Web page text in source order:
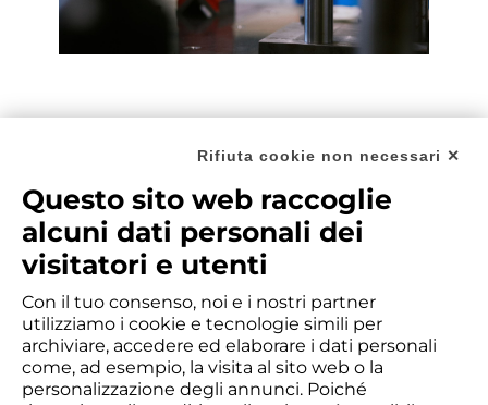
EQUIPAGGIAMENTO PER
ISPEZIONI
2 CMM Zeiss Contura®, 1 CMM Zeiss
Duramax®, 1 CMM DEA Mistral®, 1
Scanner 3D HandyScan® GOM, 1
Quantometro Biard, 2 Laboratori per
analisi chimica e strutturale per metalli
Rifiuta cookie non necessari ✕
Questo sito web raccoglie
alcuni dati personali dei
visitatori e utenti
Con il tuo consenso, noi e i nostri partner
utilizziamo i cookie e tecnologie simili per
archiviare, accedere ed elaborare i dati personali
come, ad esempio, la visita al sito web o la
personalizzazione degli annunci. Poiché